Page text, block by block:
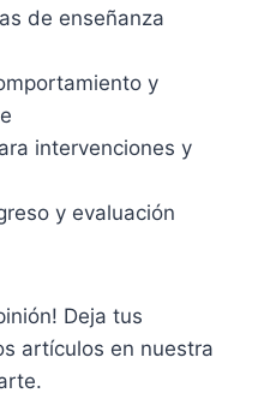
de enseñanza
y
intervenciones y
y evaluación
Deja tus
artículos en nuestra